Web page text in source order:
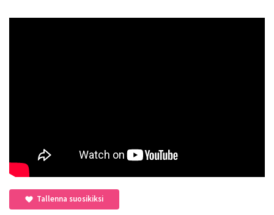
Tallenna suosikiksi